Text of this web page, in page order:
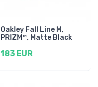
Oakley Fall Line M,
PRIZM™, Matte Black
183 EUR